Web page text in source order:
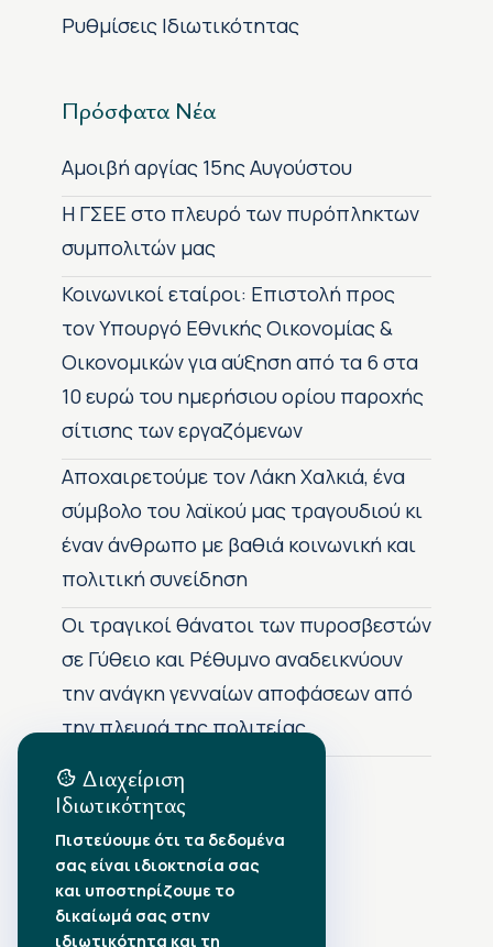
Ρυθμίσεις Ιδιωτικότητας
Πρόσφατα Νέα
Αμοιβή αργίας 15ης Αυγούστου
H ΓΣΕΕ στο πλευρό των πυρόπληκτων
συμπολιτών μας
Κοινωνικοί εταίροι: Επιστολή προς
τον Υπουργό Εθνικής Οικονομίας &
Οικονομικών για αύξηση από τα 6 στα
10 ευρώ του ημερήσιου ορίου παροχής
σίτισης των εργαζόμενων
Αποχαιρετούμε τον Λάκη Χαλκιά, ένα
σύμβολο του λαϊκού μας τραγουδιού κι
έναν άνθρωπο με βαθιά κοινωνική και
πολιτική συνείδηση
Οι τραγικοί θάνατοι των πυροσβεστών
σε Γύθειο και Ρέθυμνο αναδεικνύουν
την ανάγκη γενναίων αποφάσεων από
την πλευρά της πολιτείας
Αρχείο Δημοσιεύσεων
•Αύγουστος 2026
•Ιούλιος 2026
•Ιούνιος 2026
Διαχείριση
Ιδιωτικότητας
Πιστεύουμε ότι τα δεδομένα
σας είναι ιδιοκτησία σας
και υποστηρίζουμε το
δικαίωμά σας στην
ιδιωτικότητα και τη